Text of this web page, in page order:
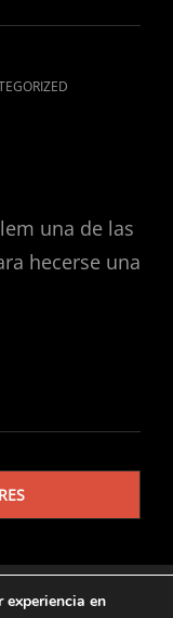
una de las
hecerse una
en